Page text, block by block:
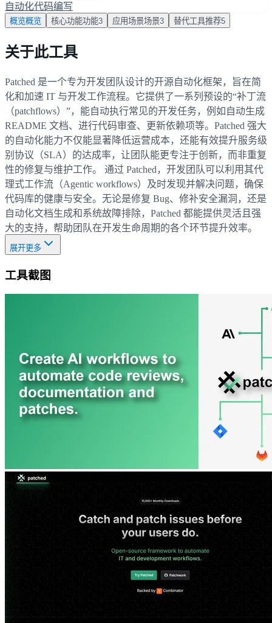
自动化代码编写
概览概览 核心功能功能3 应用场景场景3 替代工具推荐5
关于此工具
Patched 是一个专为开发团队设计的开源自动化框架，旨在简
化和加速 IT 与开发工作流程。它提供了一系列预设的“补丁流
（patchflows）”，能自动执行常见的开发任务，例如自动生成
README 文档、进行代码审查、更新依赖项等。Patched 强大
的自动化能力不仅能显著降低运营成本，还能有效提升服务级
别协议（SLA）的达成率，让团队能更专注于创新，而非重复
性的修复与维护工作。 通过 Patched，开发团队可以利用其代
理式工作流（Agentic workflows）及时发现并解决问题，确保
代码库的健康与安全。无论是修复 Bug、修补安全漏洞，还是
自动化文档生成和系统故障排除，Patched 都能提供灵活且强
大的支持，帮助团队在开发生命周期的各个环节提升效率。
展开更多
工具截图